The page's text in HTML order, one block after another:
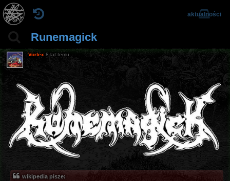
Runemagick
aktualności
Vortex 8 lat temu
wikipedia pisze: